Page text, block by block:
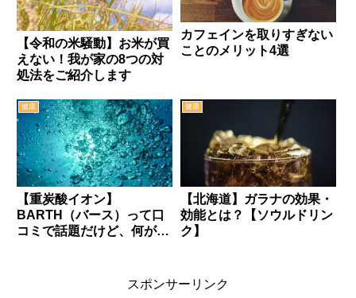
【令和の米騒動】お米が買
えない！我が家の8つの対
処法をご紹介します
カフェインを取りすぎない
ことのメリット4選
健康
【重炭酸イオン】
BARTH（バース）って口
コミで話題だけど、何がそ
健康
【北海道】ガラナの効果・
効能とは？【ソウルドリン
ク】
スポンサーリンク